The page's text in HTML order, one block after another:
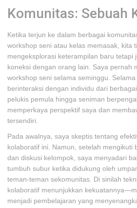
Komunitas: Sebuah
Ketika terjun ke dalam berbagai
workshop seni atau kelas memasak, kita
mengeksplorasi keterampilan baru tetapi
koneksi dengan orang lain. Saya pernah
workshop seni selama seminggu.
berinteraksi dengan individu dari
pelukis pemula hingga seniman
memperkaya perspektif saya dan
tersendiri.
Pada awalnya, saya skeptis tentang
kolaboratif ini. Namun, setelah mengikuti
dan diskusi kelompok, saya menyadari
tumbuh subur ketika didukung oleh
teman-teman sekomunitas. Di sinilah
kolaboratif menunjukkan
menjadi pembelajaran yang